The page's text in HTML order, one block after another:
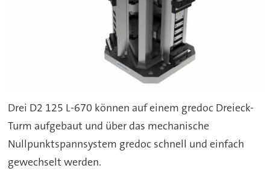
Drei D2 125 L-670 können auf einem gredoc Dreieck-
Turm aufgebaut und über das mechanische
Nullpunktspannsystem gredoc schnell und einfach
gewechselt werden.